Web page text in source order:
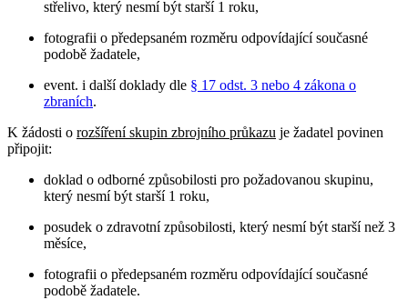
střelivo, který nesmí být starší 1 roku,
fotografii o předepsaném rozměru odpovídající současné
podobě žadatele,
event. i další doklady dle § 17 odst. 3 nebo 4 zákona o
zbraních.
K žádosti o rozšíření skupin zbrojního průkazu je žadatel povinen
připojit:
doklad o odborné způsobilosti pro požadovanou skupinu,
který nesmí být starší 1 roku,
posudek o zdravotní způsobilosti, který nesmí být starší než 3
měsíce,
fotografii o předepsaném rozměru odpovídající současné
podobě žadatele.